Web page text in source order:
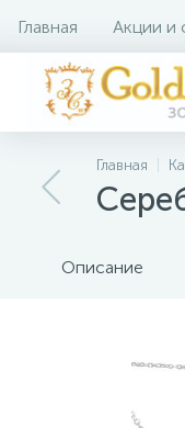
Главная Акции и
Главная
Описание